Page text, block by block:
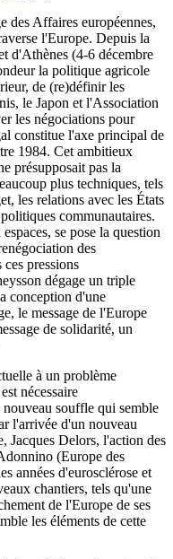
des Affaires européennes,
l'Europe. Depuis la
d'Athènes (4-6 décembre
la politique agricole
de (re)définir les
le Japon et l'Association
les négociations pour
constitue l'axe principal de
1984. Cet ambitieux
présupposait pas la
plus techniques, tels
les relations avec les États
communautaires.
se pose la question
des
ces pressions
dégage un triple
conception d'une
le message de l'Europe
de solidarité, un
à un problème
nécessaire
souffle qui semble
l'arrivée d'un nouveau
Jacques Delors, l'action des
(Europe des
années d'eurosclérose et
chantiers, tels qu'une
de l'Europe de ses
les éléments de cette